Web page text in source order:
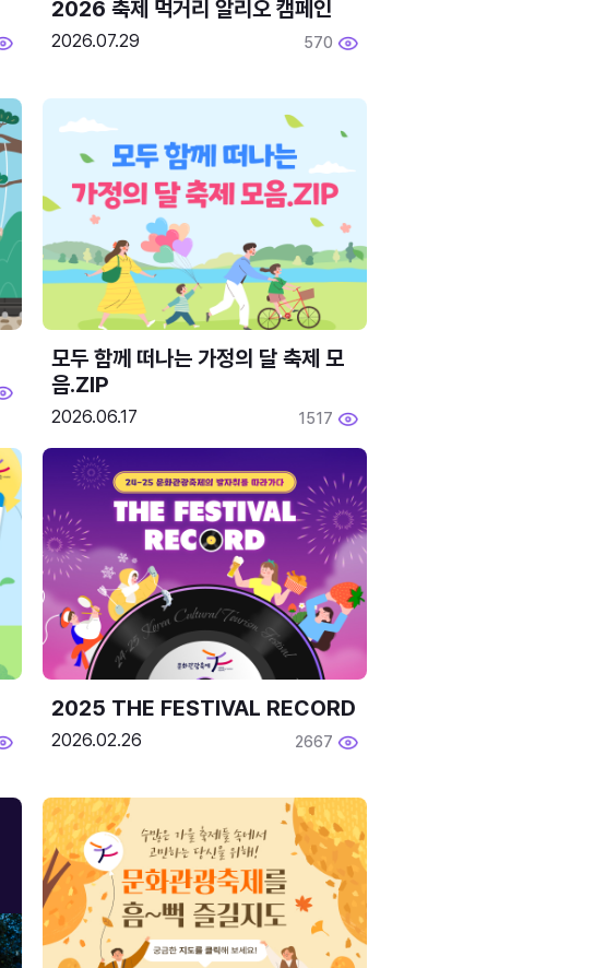
2026 축제 먹거리 알리오 캠페인
2026.07.29 570
모두 함께 떠나는 가정의 달 축제 모
음.ZIP
2026.06.17 1517
2025 THE FESTIVAL RECORD
2026.02.26 2667